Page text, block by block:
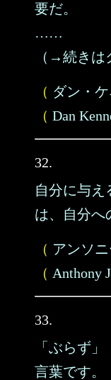
要だ。
……
（→続きは
（ ダン・
（ Dan
32.
自分に与え
は、自分へ
（ アンソ
（ Anthony
33.
「ぶらず
言葉です。